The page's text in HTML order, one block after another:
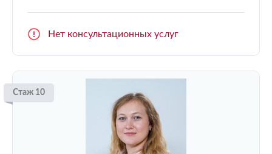
Нет консультационных услуг
Стаж 10